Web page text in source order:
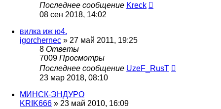
Последнее сообщение Kreck
08 сен 2018, 14:02
вилка иж ю4.
igorchernec » 27 май 2011, 19:25
8 Ответы
7009 Просмотры
Последнее сообщение UzeF_RusT
23 мар 2018, 08:10
МИНСК-ЭНДУРО
KRIK666 » 23 май 2010, 16:09